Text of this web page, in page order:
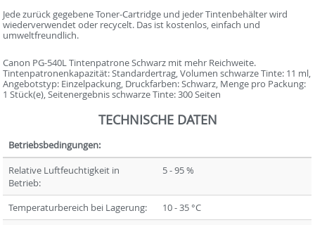
Jede zurück gegebene Toner-Cartridge und jeder Tintenbehälter wird
wiederverwendet oder recycelt. Das ist kostenlos, einfach und
umweltfreundlich.
Canon PG-540L Tintenpatrone Schwarz mit mehr Reichweite.
Tintenpatronenkapazität: Standardertrag, Volumen schwarze Tinte: 11 ml,
Angebotstyp: Einzelpackung, Druckfarben: Schwarz, Menge pro Packung:
1 Stück(e), Seitenergebnis schwarze Tinte: 300 Seiten
TECHNISCHE DATEN
Betriebsbedingungen:
Relative Luftfeuchtigkeit in
Betrieb:
5 - 95 %
Temperaturbereich bei Lagerung:
10 - 35 °C